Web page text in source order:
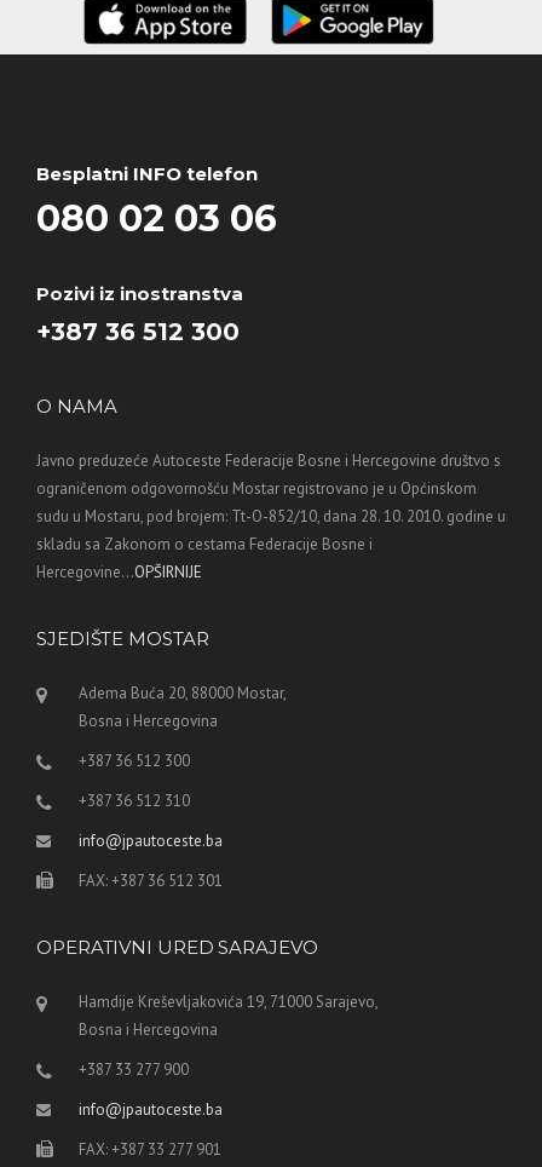
Besplatni INFO telefon
080 02 03 06
Pozivi iz inostranstva
+387 36 512 300
O NAMA
Javno preduzeće Autoceste Federacije Bosne i Hercegovine društvo s
ograničenom odgovornošću Mostar registrovano je u Općinskom
sudu u Mostaru, pod brojem: Tt-O-852/10, dana 28. 10. 2010. godine u
skladu sa Zakonom o cestama Federacije Bosne i
Hercegovine...OPŠIRNIJE
SJEDIŠTE MOSTAR
Adema Buća 20, 88000 Mostar,
Bosna i Hercegovina
+387 36 512 300
+387 36 512 310
info@jpautoceste.ba
FAX: +387 36 512 301
OPERATIVNI URED SARAJEVO
Hamdije Kreševljakovića 19, 71000 Sarajevo,
Bosna i Hercegovina
+387 33 277 900
info@jpautoceste.ba
FAX: +387 33 277 901